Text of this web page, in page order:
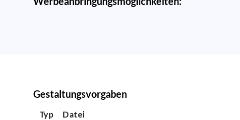
Gestaltungsvorgaben
Typ Datei